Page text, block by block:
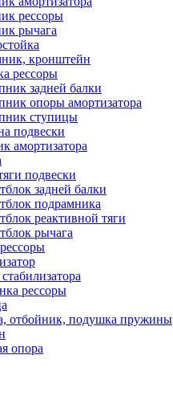
рессоры
рычага
кронштейн
рессоры
задней балки
опоры амортизатора
ступицы
подвески
амортизатора
подвески
задней балки
подрамника
реактивной тяги
рычага
рессоры
отбойник, подушка пружины
опора